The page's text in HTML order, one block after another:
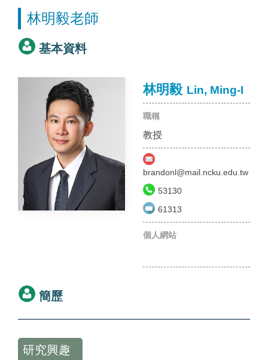
林明毅老師
基本資料
林明毅 Lin, Ming-I
職稱
教授
brandonl@mail.ncku.edu.tw
53130
61313
個人網站
簡歷
研究興趣